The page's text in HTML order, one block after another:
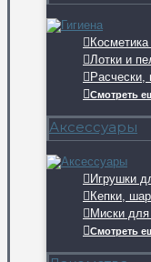
Лотки и
Расчески,
Смотреть
Аксессуары
Игрушки
Кепки,
Миски для
Смотреть